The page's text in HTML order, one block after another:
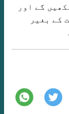
گے اور
کے بغیر